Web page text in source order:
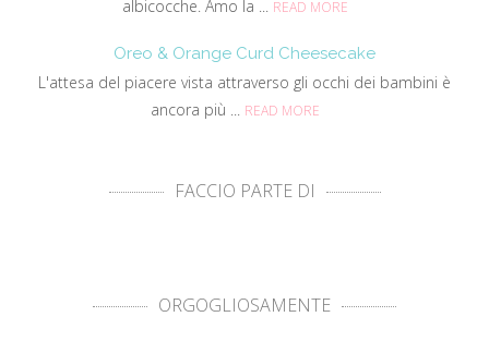
albicocche. Amo la ... READ MORE
Oreo & Orange Curd Cheesecake
L'attesa del piacere vista attraverso gli occhi dei bambini è
ancora più ... READ MORE
FACCIO PARTE DI
ORGOGLIOSAMENTE